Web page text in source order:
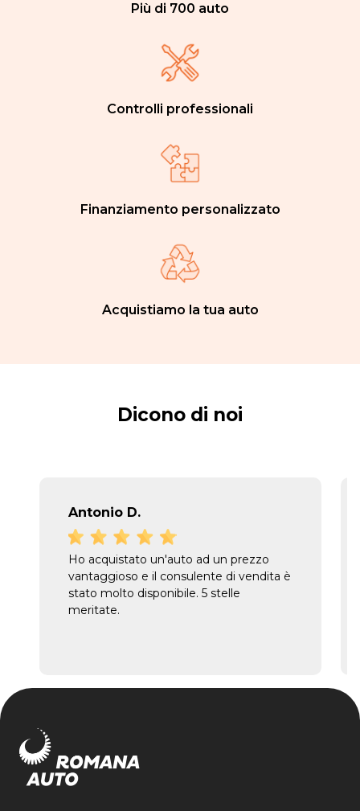
Più di 700 auto
Controlli professionali
Finanziamento personalizzato
Acquistiamo la tua auto
Dicono di noi
Antonio D.
Ho acquistato un'auto ad un prezzo
vantaggioso e il consulente di vendita è
stato molto disponibile. 5 stelle
meritate.